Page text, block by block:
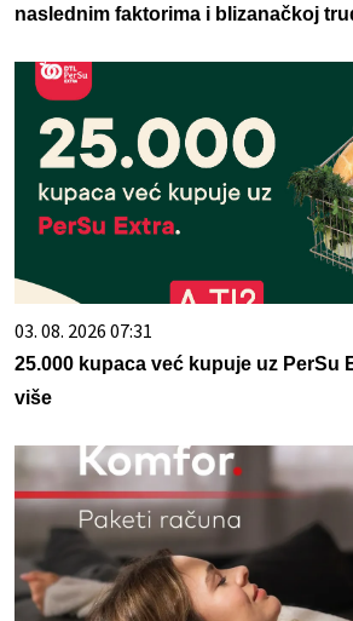
naslednim faktorima i blizanačkoj
03. 08. 2026 07:31
25.000 kupaca već kupuje uz PerSu
više